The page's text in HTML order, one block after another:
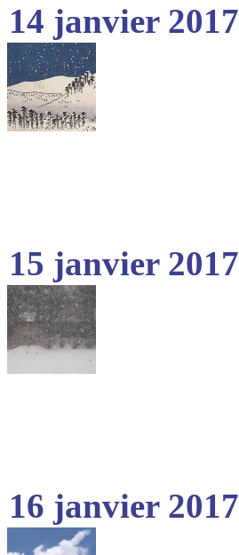
14 janvier 2017
15 janvier 2017
16 janvier 2017